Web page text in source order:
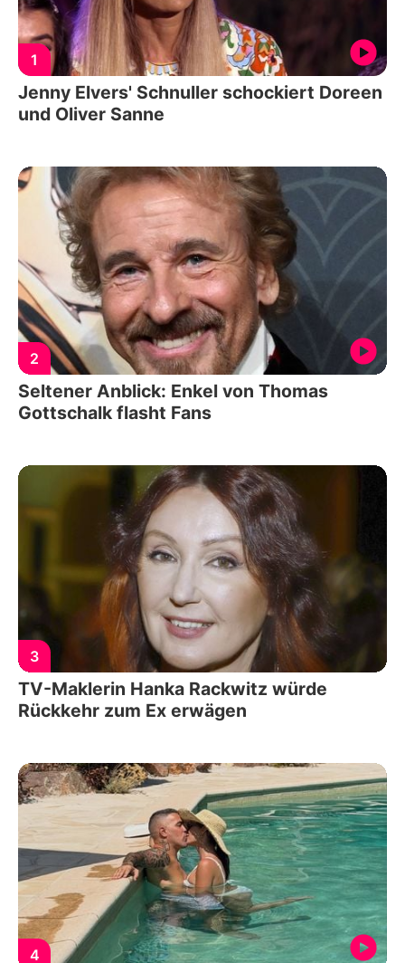
1
Jenny Elvers' Schnuller schockiert Doreen
und Oliver Sanne
2
Seltener Anblick: Enkel von Thomas
Gottschalk flasht Fans
3
TV-Maklerin Hanka Rackwitz würde
Rückkehr zum Ex erwägen
4